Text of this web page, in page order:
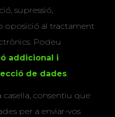
supressió,
oposició al tractament
Podeu
addicional i
de dades.
consentiu que
per a enviar-vos